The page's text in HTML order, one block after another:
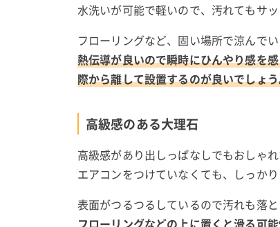
水洗いが可能で軽いので、汚れてもサッ
フローリングなど、固い場所で涼んで
熱伝導が良いので瞬時にひんやり感を
際から離して設置するのが良いでしょ
高級感のある大理石
高級感があり出しっぱなしでもおしゃれ
エアコンをつけていなくても、しっかり
表面がつるつるしているので汚れも落